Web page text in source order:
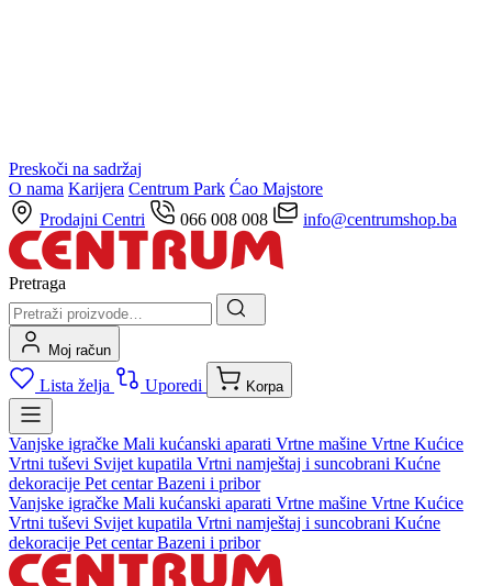
Preskoči na sadržaj
O nama Karijera Centrum Park Ćao Majstore
Prodajni Centri
066 008 008 info@centrumshop.ba
Pretraga
Moj račun
Lista želja Uporedi Korpa
Vanjske igračke Mali kućanski aparati Vrtne mašine Vrtne Kućice
Vrtni tuševi Svijet kupatila Vrtni namještaj i suncobrani Kućne
dekoracije Pet centarBazeni i pribor
Vanjske igračke Mali kućanski aparati Vrtne mašine Vrtne Kućice
Vrtni tuševi Svijet kupatila Vrtni namještaj i suncobrani Kućne
dekoracije Pet centarBazeni i pribor